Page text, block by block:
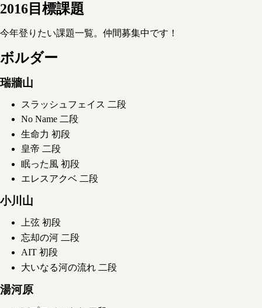
2016目標課題
今年登りたい課題一覧。仲間募集中です！
ボルダー
瑞牆山
スラッシュフェイス 二段
No Name 二段
生命力 初段
皇帝 二段
眠った風 初段
エレスアクベ 二段
小川山
上弦 初段
忘却の河 二段
AIT 初段
大いなる河の流れ 二段
湯河原